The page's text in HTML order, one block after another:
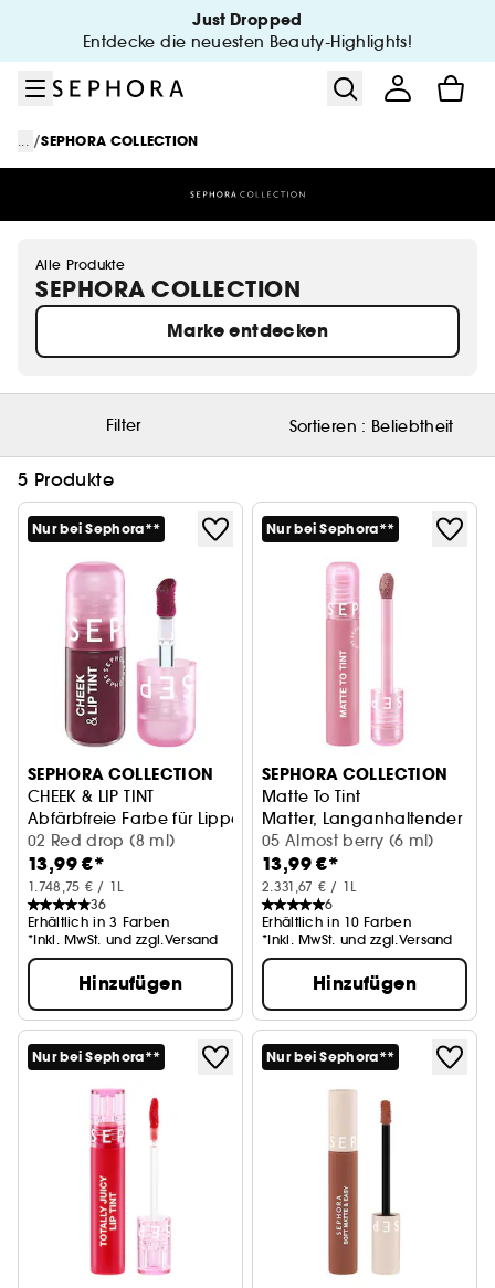
Just Dropped
Entdecke die neuesten Beauty-Highlights!
... /SEPHORA COLLECTION
Alle Produkte
SEPHORA COLLECTION
Marke entdecken
Filter Sortieren : Beliebtheit
5 Produkte
Nur bei Sephora**
SEPHORA COLLECTION
CHEEK & LIP TINT
Abfärbfreie Farbe für Lippen und Wangen
02 Red drop (8 ml)
13,99 €*
1.748,75 € / 1L
36
Erhältlich in 3 Farben
*Inkl. MwSt. und zzgl.Versand
Hinzufügen
Nur bei Sephora**
SEPHORA COLLECTION
Matte To Tint
Matter, Langanhaltender Lip
05 Almost berry (6 ml)
13,99 €*
2.331,67 € / 1L
6
Erhältlich in 10 Farben
*Inkl. MwSt. und zzgl.Versand
Hinzufügen
Nur bei Sephora** Nur bei Sephora**